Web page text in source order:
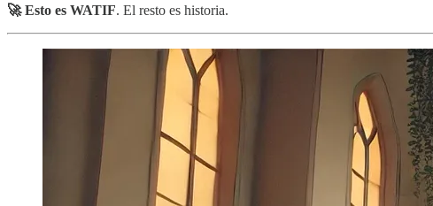
🚀 Esto es WATIF. El resto es historia.